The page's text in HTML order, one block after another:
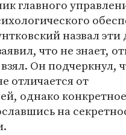
главного
назвал
что не знает,
Он подчеркнул,
отличается от
однако
на